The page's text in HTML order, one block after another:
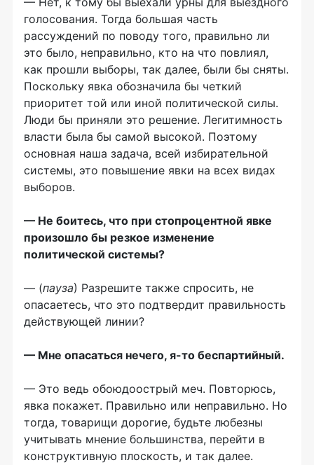
голосования. Тогда большая часть
рассуждений по поводу того, правильно ли
это было, неправильно, кто на что повлиял,
как прошли выборы, так далее, были бы сняты.
Поскольку явка обозначила бы четкий
приоритет той или иной политической силы.
Люди бы приняли это решение. Легитимность
власти была бы самой высокой. Поэтому
основная наша задача, всей избирательной
системы, это повышение явки на всех видах
выборов.
— Не боитесь, что при стопроцентной явке
произошло бы резкое изменение
политической системы?
— (пауза) Разрешите также спросить, не
опасаетесь, что это подтвердит правильность
действующей линии?
— Мне опасаться нечего, я-то беспартийный.
— Это ведь обоюдоострый меч. Повторюсь,
явка покажет. Правильно или неправильно. Но
тогда, товарищи дорогие, будьте любезны
учитывать мнение большинства, перейти в
конструктивную плоскость, и так далее.